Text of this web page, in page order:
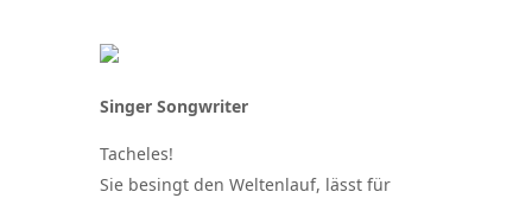
Kontakt & Anfahrt
Datenschutzerklärung
Singer Songwriter
Tacheles!
Sie besingt den Weltenlauf, lässt für